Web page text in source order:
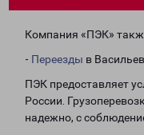
Компания «ПЭК»
- Переезды в
ПЭК предоставляет
России.
надежно, с